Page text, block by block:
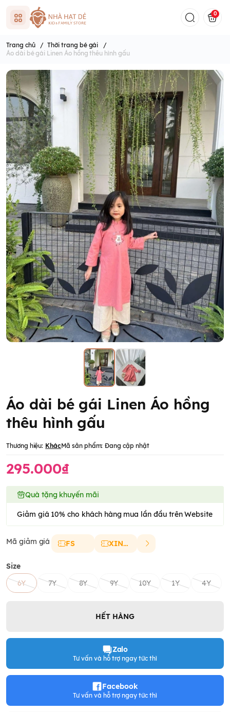
0
Trang chủ / Thời trang bé gái
/
Áo dài bé gái Linen Áo hồng thêu hình gấu
Áo dài bé gái Linen Áo hồng
thêu hình gấu
Thương hiệu: KhácMã sản phẩm: Đang cập nhật
295.000₫
Quà tặng khuyến mãi
Giảm giá 10% cho khách hàng mua lần đầu trên Website
Mã giảm giá FS XINCHAO
Size
6Y
7Y 8Y 9Y 10Y 1Y 4Y
HẾT HÀNG
Zalo
Tư vấn và hỗ trợ ngay tức thì
Facebook
Tư vấn và hỗ trợ ngay tức thì